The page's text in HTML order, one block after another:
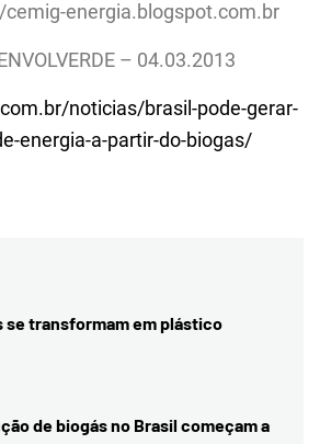
cemig-energia.blogspot.com.br
– 04.03.2013
noticias/brasil-pode-gerar-
energia-a-partir-do-biogas/
se transformam em plástico
de biogás no Brasil começam a